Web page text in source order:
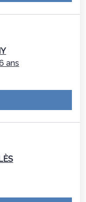
ans